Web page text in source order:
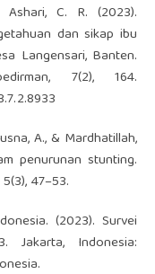
C. R. (2023).
dan sikap ibu
Langensari, Banten.
7(2), 164.
A., & Mardhatillah,
penurunan stunting.
47–53.
(2023). Survei
Jakarta, Indonesia: